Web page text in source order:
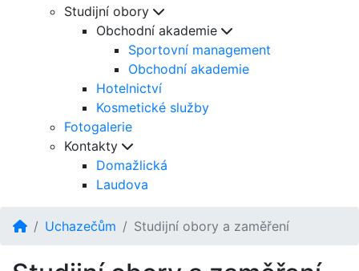
Studijní obory
Obchodní akademie
Sportovní management
Obchodní akademie
Hotelnictví
Kosmetické služby
Fotogalerie
Kontakty
Domažlická
Laudova
Uchazečům Studijní obory a zaměření